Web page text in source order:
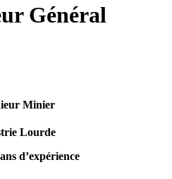
Général
Minier
Lourde
d’expérience